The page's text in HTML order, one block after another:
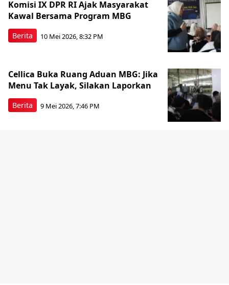
Berita
Komisi IX DPR RI Ajak Masyarakat
Kawal Bersama Program MBG
10 Mei 2026, 8:32 PM
Berita
Cellica Buka Ruang Aduan MBG: Jika
Menu Tak Layak, Silakan Laporkan
9 Mei 2026, 7:46 PM